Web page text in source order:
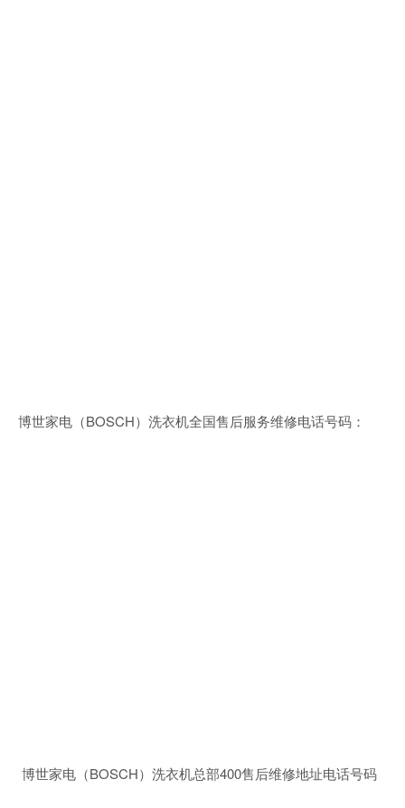
博世家电（BOSCH）洗衣机全国售后服务维修电话号码：
博世家电（BOSCH）洗衣机总部400售后维修地址电话号码